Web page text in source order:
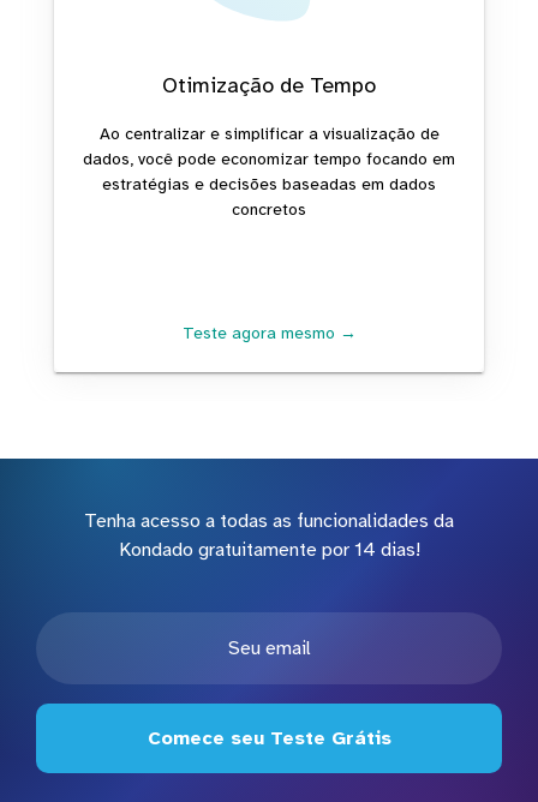
Otimização de Tempo
Ao centralizar e simplificar a visualização de
dados, você pode economizar tempo focando em
estratégias e decisões baseadas em dados
concretos
Teste agora mesmo →
Tenha acesso a todas as funcionalidades da
Kondado gratuitamente por 14 dias!
Comece seu Teste Grátis